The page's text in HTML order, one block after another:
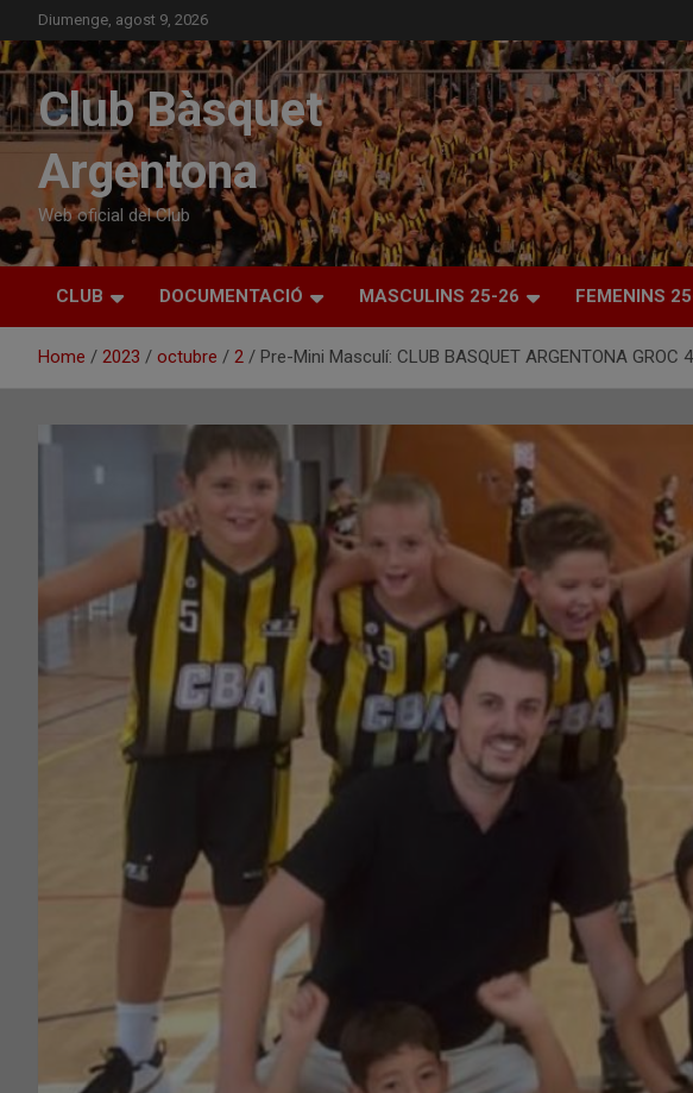
to
content
Diumenge, agost 9, 2026
Club Bàsquet
Argentona
Web oficial del Club
CLUB DOCUMENTACIÓ MASCULINS 25-26 FEMENINS
Home 2023 octubre 2 Pre-Mini Masculí: CLUB BASQUET ARGENTONA GROC